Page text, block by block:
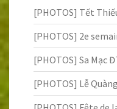
[PHOTOS] Tết
[PHOTOS] 2e
[PHOTOS] Sa Mạc
[PHOTOS] Lễ